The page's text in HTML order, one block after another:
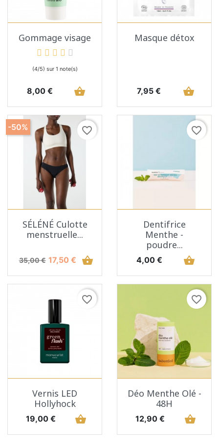
Gommage visage
(4/5) sur 1 note(s)
Prix
8,00 € shopping_basket
Masque détox
Prix
7,95 € shopping_basket
favorite_border
SÉLÉNÉ Culotte
menstruelle...
Prix de base
35,00 € Prix
17,50 € shopping_basket
-50% favorite_border
Dentifrice
Menthe -
poudre...
Prix
4,00 € shopping_basket
favorite_border
Vernis LED
Hollyhock
Prix
19,00 € shopping_basket
favorite_border
Déo Menthe Olé -
48H
Prix
12,90 € shopping_basket